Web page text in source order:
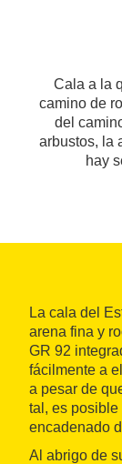
Cala a la
camino de
del
arbustos, la
hay
La cala del
arena fina y
GR 92
fácilmente a
a pesar de
tal, es posible
encadenado
Al abrigo de